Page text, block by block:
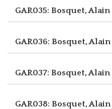
GAR035: Bosquet, Alain
GAR036: Bosquet, Alain
GAR037: Bosquet, Alain
GAR038: Bosquet, Alain